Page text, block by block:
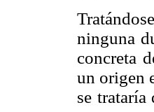
ninguna
concreta
un origen
se trataría